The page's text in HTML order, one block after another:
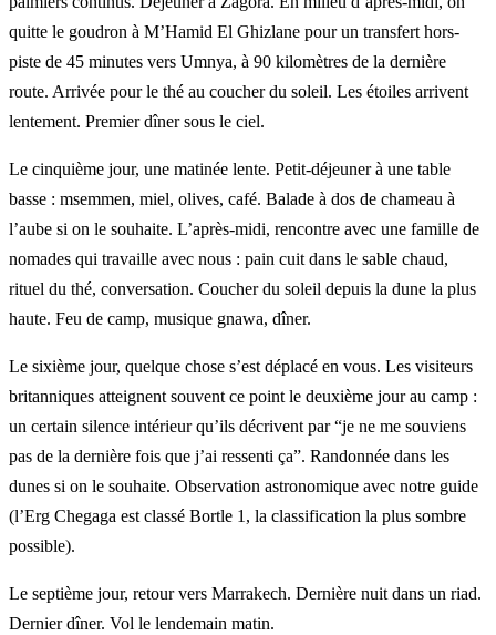
quitte le goudron à M’Hamid El Ghizlane pour un transfert hors-
piste de 45 minutes vers Umnya, à 90 kilomètres de la dernière
route. Arrivée pour le thé au coucher du soleil. Les étoiles arrivent
lentement. Premier dîner sous le ciel.
Le cinquième jour, une matinée lente. Petit-déjeuner à une table
basse : msemmen, miel, olives, café. Balade à dos de chameau à
l’aube si on le souhaite. L’après-midi, rencontre avec une famille de
nomades qui travaille avec nous : pain cuit dans le sable chaud,
rituel du thé, conversation. Coucher du soleil depuis la dune la plus
haute. Feu de camp, musique gnawa, dîner.
Le sixième jour, quelque chose s’est déplacé en vous. Les visiteurs
britanniques atteignent souvent ce point le deuxième jour au camp :
un certain silence intérieur qu’ils décrivent par “je ne me souviens
pas de la dernière fois que j’ai ressenti ça”. Randonnée dans les
dunes si on le souhaite. Observation astronomique avec notre guide
(l’Erg Chegaga est classé Bortle 1, la classification la plus sombre
possible).
Le septième jour, retour vers Marrakech. Dernière nuit dans un riad.
Dernier dîner. Vol le lendemain matin.